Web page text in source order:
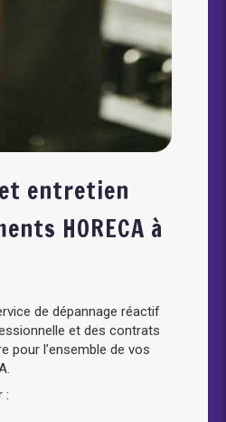
entretien
HORECA à
de dépannage réactif
et des contrats
pour l’ensemble de vos
: